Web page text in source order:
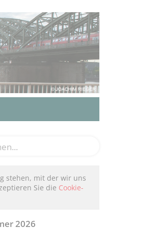
stehen, mit der wir uns
Sie die Cookie-
2026